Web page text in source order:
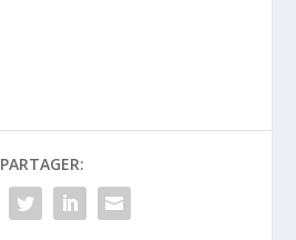
PARTAGER: